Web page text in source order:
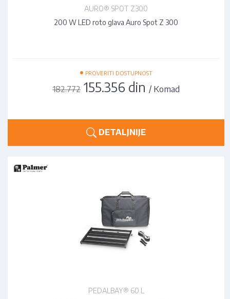
AURO® SPOT Z300
200 W LED roto glava Auro Spot Z 300
• PROVERITI DOSTUPNOST
182.772 155.356 din / Komad
DETALJNIJE
PEDALBAY® 60 L